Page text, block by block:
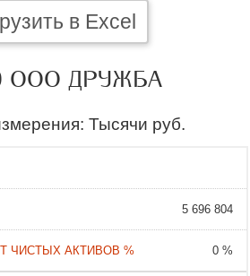
в Excel
ООО ДРУЖБА
Тысячи руб.
5 696 804
0 %